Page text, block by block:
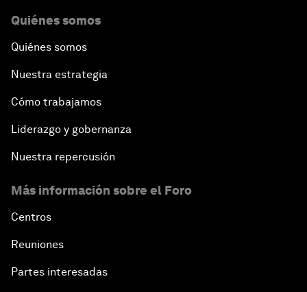
Quiénes somos
Quiénes somos
Nuestra estrategia
Cómo trabajamos
Liderazgo y gobernanza
Nuestra repercusión
Más información sobre el Foro
Centros
Reuniones
Partes interesadas